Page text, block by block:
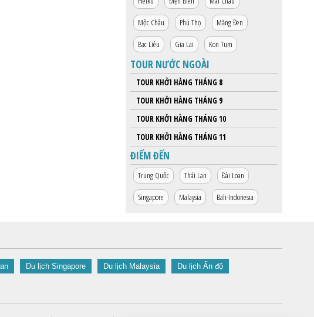
Mộc Châu Phú Thọ Măng Đen
Bạc Liêu Gia Lai Kon Tum
TOUR NƯỚC NGOÀI
TOUR KHỞI HÀNG THÁNG 8
TOUR KHỞI HÀNG THÁNG 9
TOUR KHỞI HÀNG THÁNG 10
TOUR KHỞI HÀNG THÁNG 11
ĐIỂM ĐẾN
Trung Quốc Thái Lan Đài Loan
Singapore Malaysia Bali-Indonesia
Du lịch Singapore Du lịch Malaysia Du lịch Ấn độ